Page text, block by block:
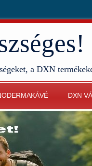
a DXN
DXN